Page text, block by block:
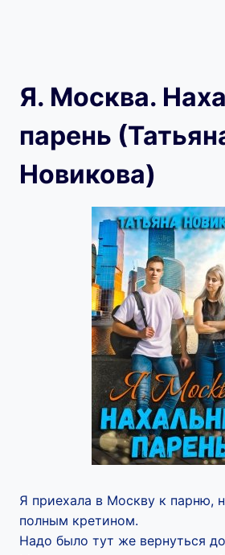
Я. Москва.
парень
Новикова)
Я приехала в Москву к парню,
полным кретином.
Надо было тут же вернуться